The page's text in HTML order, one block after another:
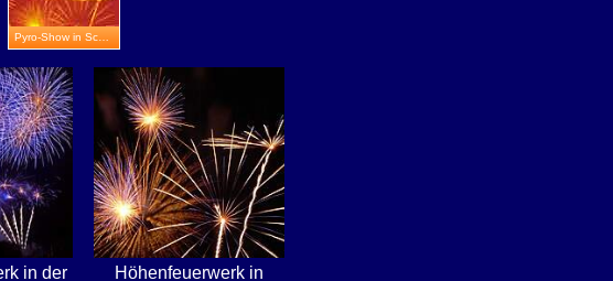
Pyro-Show in Schloss Beichlingen
in der Höhenfeuerwerk in